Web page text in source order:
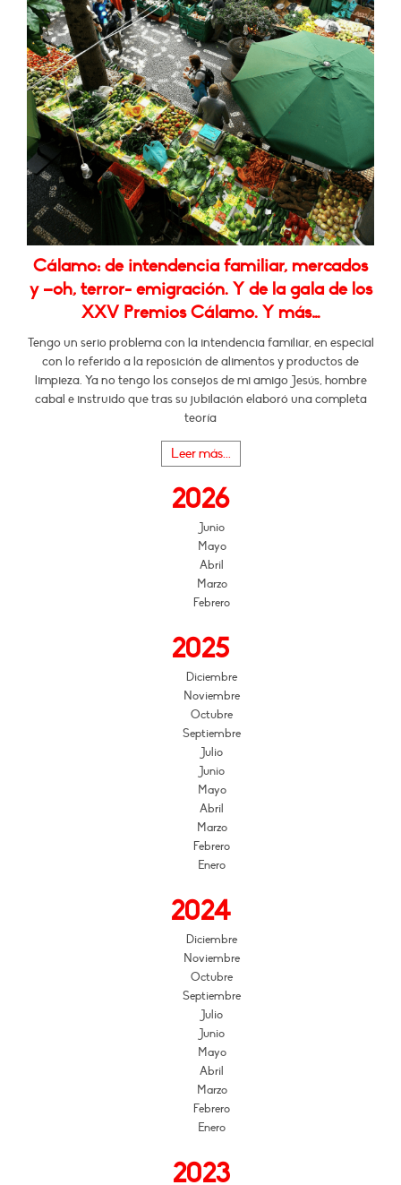
Cálamo: de intendencia familiar, mercados
y –oh, terror- emigración. Y de la gala de los
XXV Premios Cálamo. Y más…
Tengo un serio problema con la intendencia familiar, en especial
con lo referido a la reposición de alimentos y productos de
limpieza. Ya no tengo los consejos de mi amigo Jesús, hombre
cabal e instruido que tras su jubilación elaboró una completa
teoría
Leer más...
2026
Junio
Mayo
Abril
Marzo
Febrero
2025
Diciembre
Noviembre
Octubre
Septiembre
Julio
Junio
Mayo
Abril
Marzo
Febrero
Enero
2024
Diciembre
Noviembre
Octubre
Septiembre
Julio
Junio
Mayo
Abril
Marzo
Febrero
Enero
2023